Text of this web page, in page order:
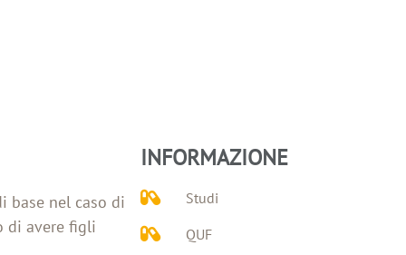
base nel caso di
di avere figli
INFORMAZIONE
Studi
QUF